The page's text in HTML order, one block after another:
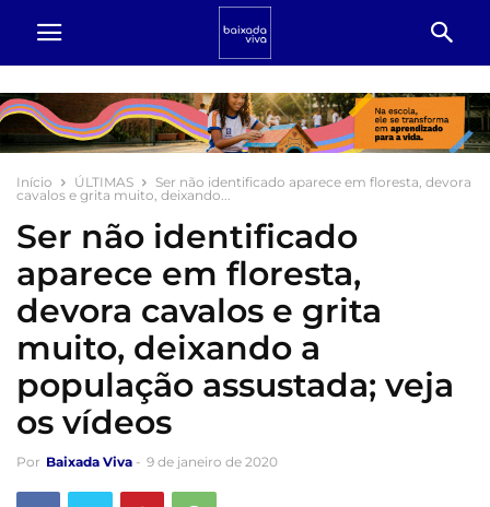
Início ÚLTIMAS
Ser não identificado aparece em floresta, devora
cavalos e grita muito, deixando...
Ser não identificado
aparece em floresta,
devora cavalos e grita
muito, deixando a
população assustada; veja
os vídeos
Por Baixada Viva - 9 de janeiro de 2020